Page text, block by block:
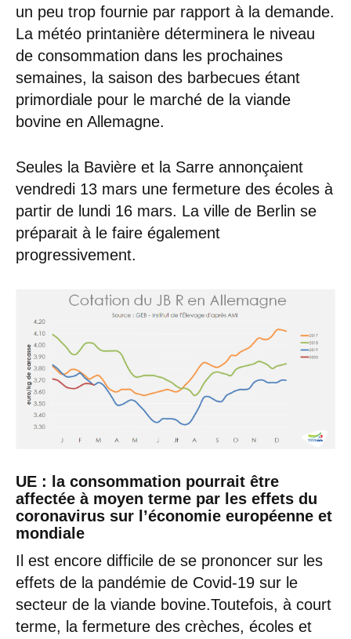
un peu trop fournie par rapport à la demande.
La météo printanière déterminera le niveau
de consommation dans les prochaines
semaines, la saison des barbecues étant
primordiale pour le marché de la viande
bovine en Allemagne.
Seules la Bavière et la Sarre annonçaient
vendredi 13 mars une fermeture des écoles à
partir de lundi 16 mars. La ville de Berlin se
préparait à le faire également
progressivement.
UE : la consommation pourrait être
affectée à moyen terme par les effets du
coronavirus sur l’économie européenne et
mondiale
Il est encore difficile de se prononcer sur les
effets de la pandémie de Covid-19 sur le
secteur de la viande bovine.Toutefois, à court
terme, la fermeture des crèches, écoles et